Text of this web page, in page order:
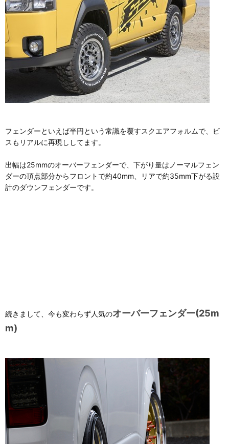
フェンダーといえば半円という常識を覆すスクエアフォルムで、ビ
スもリアルに再現ししてます。
出幅は25mmのオーバーフェンダーで、下がり量はノーマルフェン
ダーの頂点部分からフロントで約40mm、リアで約35mm下がる設
計のダウンフェンダーです。
続きまして、今も変わらず人気のオーバーフェンダー(25m
m)